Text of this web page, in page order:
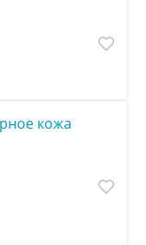
кожа